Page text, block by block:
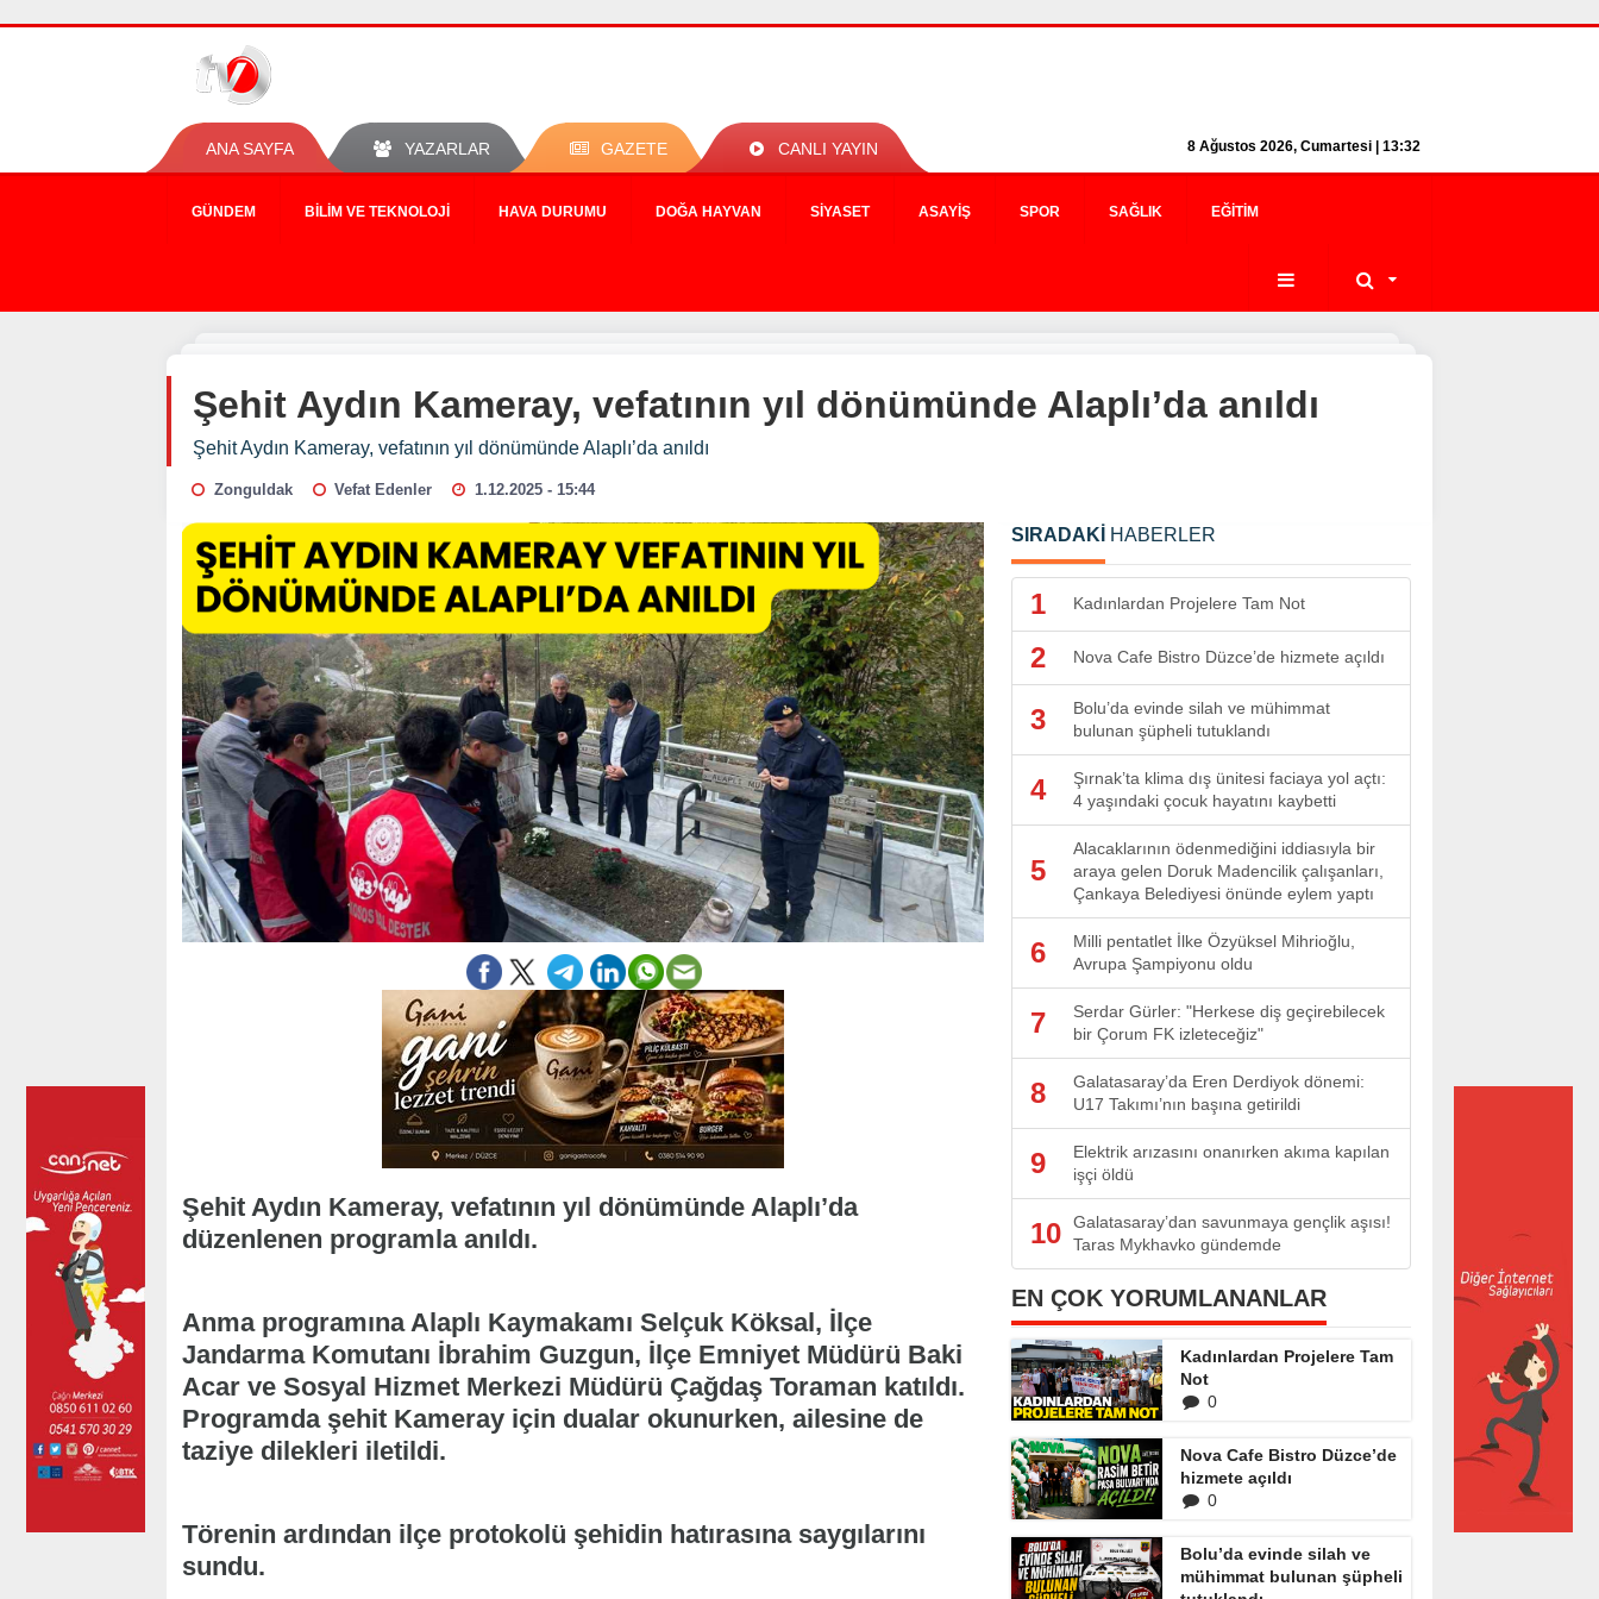
ANA SAYFA YAZARLAR GAZETE CANLI YAYIN 8 Ağustos 2026, Cumartesi | 13:32
GÜNDEM BILIM VE TEKNOLOJI HAVA DURUMU DOĞA HAYVAN SIYASET ASAYIŞ SPOR SAĞLIK EĞITIM
Şehit Aydın Kameray, vefatının yıl dönümünde Alaplı’da anıldı
Şehit Aydın Kameray, vefatının yıl dönümünde Alaplı’da anıldı
Zonguldak Vefat Edenler 1.12.2025 - 15:44
Şehit Aydın Kameray, vefatının yıl dönümünde Alaplı’da
düzenlenen programla anıldı.
Anma programına Alaplı Kaymakamı Selçuk Köksal, İlçe
Jandarma Komutanı İbrahim Guzgun, İlçe Emniyet Müdürü Baki
Acar ve Sosyal Hizmet Merkezi Müdürü Çağdaş Toraman katıldı.
Programda şehit Kameray için dualar okunurken, ailesine de
taziye dilekleri iletildi.
Törenin ardından ilçe protokolü şehidin hatırasına saygılarını
sundu.
SIRADAKİ HABERLER
1 Kadınlardan Projelere Tam Not
2 Nova Cafe Bistro Düzce’de hizmete açıldı
3
Bolu’da evinde silah ve mühimmat
bulunan şüpheli tutuklandı
4
Şırnak’ta klima dış ünitesi faciaya yol açtı:
4 yaşındaki çocuk hayatını kaybetti
5
Alacaklarının ödenmediğini iddiasıyla bir
araya gelen Doruk Madencilik çalışanları,
Çankaya Belediyesi önünde eylem yaptı
6
Milli pentatlet İlke Özyüksel Mihrioğlu,
Avrupa Şampiyonu oldu
7
Serdar Gürler: "Herkese diş geçirebilecek
bir Çorum FK izleteceğiz"
8
Galatasaray’da Eren Derdiyok dönemi:
U17 Takımı’nın başına getirildi
9
Elektrik arızasını onanırken akıma kapılan
işçi öldü
10
Galatasaray’dan savunmaya gençlik aşısı!
Taras Mykhavko gündemde
EN ÇOK YORUMLANANLAR
Kadınlardan Projelere Tam
Not
0
Nova Cafe Bistro Düzce’de
hizmete açıldı
0
Bolu’da evinde silah ve
mühimmat bulunan şüpheli